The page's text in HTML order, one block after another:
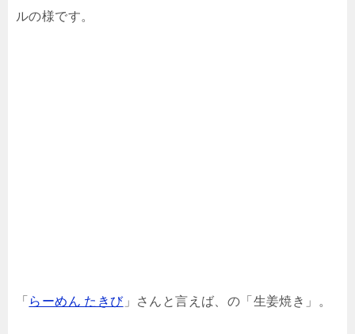
ルの様です。
「 らーめん たきび」さんと言えば、の「生姜焼き」。